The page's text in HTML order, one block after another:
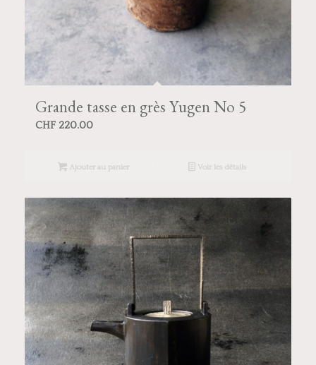
Grande tasse en grès Yugen No 5
CHF220.00
Ajouter au panier Voir les détails